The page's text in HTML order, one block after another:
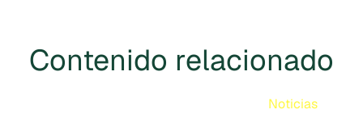
Contenido relacionado
Noticias